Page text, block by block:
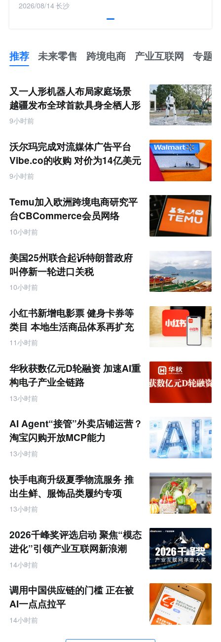
2026/08/14长沙
推荐 未来零售 跨境电商 产业互联网 专题
未
来
零
售
跨
境
商
产
业
互
联
网
又一人形机器人布局家庭场景
越疆发布全球首款具身全栖人形
机器人
9小时前
沃尔玛完成对流媒体广告平台
Vibe.co的收购 对价为14亿美元
9小时前
Temu加入欧洲跨境电商研究平
台CBCommerce会员网络
10小时前
美国25州联合起诉特朗普政府
叫停新一轮进口关税
10小时前
小红书新增电影票 健身卡券等
类目 本地生活商品体系再扩充
11小时前
华秋获数亿元D轮融资 加速AI重
构电子产业全链路
13小时前
AI Agent“接管”外卖店铺运营？
淘宝闪购开放MCP能力
13小时前
快手电商升级夏季物流服务 推
出生鲜、服饰品类履约专项
13小时前
2026千峰奖评选启动 聚焦“模态
进化”引领产业互联网新浪潮
14小时前
调用中国供应链的门槛 正在被
AI一点点拉平
14小时前